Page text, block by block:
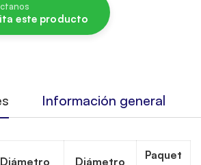
este producto
Información general
Diámetro
Diámetro
Paquet